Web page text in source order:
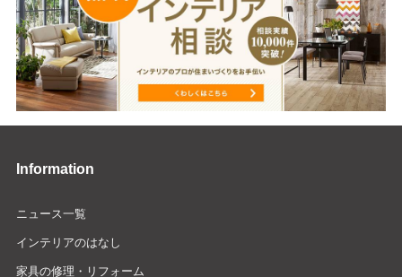
Information
ニュース一覧
インテリアのはなし
家具の修理・リフォーム